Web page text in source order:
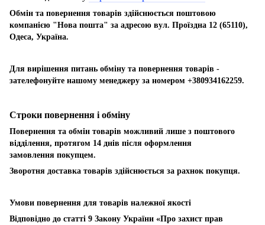
Обмін та повернення товарів здійснюється поштовою
компанією "Нова пошта" за адресою вул. Проїздна 12 (65110),
Одеса, Україна.
Для вирішення питань обміну та повернення товарів -
зателефонуйте нашому менеджеру за номером +380934162259.
Строки повернення і обміну
Повернення та обмін товарів можливий лише з поштового
відділення, протягом 14 днів після оформлення
замовлення покупцем.
Зворотня доставка товарів здійснюється за рахнок покупця.
Умови повернення для товарів належної якості
Відповідно до статті 9 Закону України «Про захист прав